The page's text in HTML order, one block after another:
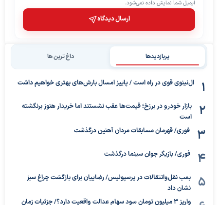
ایمیل شما نمایش داده نمی‌شود.
ارسال دیدگاه
پربازدیدها داغ ترین ها
ال‌نینوی قوی در راه است / پاییز امسال بارش‌های بهتری خواهیم داشت
بازار خودرو در برزخ؛ قیمت‌ها عقب نشستند اما خریدار هنوز برنگشته
است
فوری/ قهرمان مسابقات مردان آهنین درگذشت
فوری/ بازیگر جوان سینما درگذشت
بمب نقل‌وانتقالات در پرسپولیس/ رضاییان برای بازگشت چراغ سبز
نشان داد
واریز ۳ میلیون تومان سود سهام عدالت واقعیت دارد؟/ جزئیات زمان